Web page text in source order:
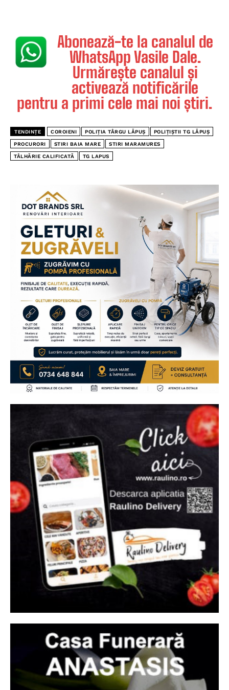
Abonează-te la canalul de
WhatsApp Vasile Dale.
Urmărește canalul și
activează notificările
pentru a primi cele mai noi știri.
TENDINȚE COROIENI POLIȚIA TÂRGU LĂPUȘ POLIȚIȘTII TG LĂPUȘ
PROCURORI STIRI BAIA MARE STIRI MARAMURES
TÂLHĂRIE CALIFICATĂ TG LAPUS